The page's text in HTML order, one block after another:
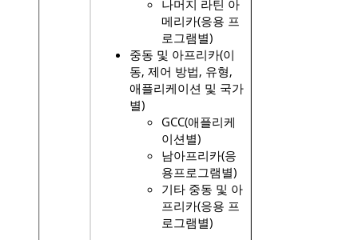
나머지 라틴 아
메리카(응용 프
로그램별)
중동 및 아프리카(이
동, 제어 방법, 유형,
애플리케이션 및 국가
별)
GCC(애플리케
이션별)
남아프리카(응
용프로그램별)
기타 중동 및 아
프리카(응용 프
로그램별)